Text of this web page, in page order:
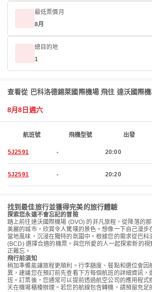
最低票價月
8月
總目的地
1
查看從 巴科洛德錫萊國際機場 飛往 達沃國際
8月8日週六
航班號 飛機型號 出發
5J2591 - 20:00
5J2591 - 20:20
找到最佳旅行並獲得完美的旅行體驗
探索您永遠不會忘記的冒險
踏上前往達沃國際機場 (DVO) 的非凡旅程，從降落的
美麗的城市，欣賞令人驚嘆的景色。想像一下自己漫步
當地風味，沉浸在獨特的氛圍中。根據您的需求從巴科
(BCD) 選擇合適的機票。與您所愛的人一起探索新的
正難忘。
飛行前須知
稍加準備能讓旅程更順利。行李額度、餐點和選位會因
異，建議您在預訂前先查看下方每個航班的詳細資訊，
班。訂票後，您通常可以提前透過航空公司的應用程式
天在機場櫃檯辦理。若您的航線包含轉機，請預留充足